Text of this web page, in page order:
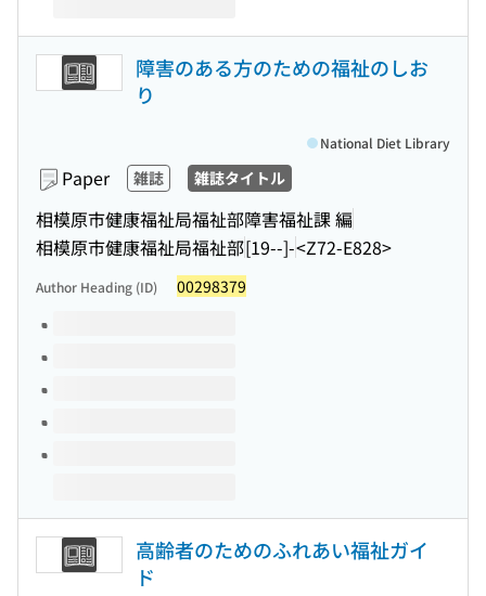
障害のある方のための福祉のしお
り
Paper 雑誌 雑誌タイトル
相模原市健康福祉局福祉部障害福祉課 編
相模原市健康福祉局福祉部[19--]-<Z72-E828>
National Diet Library
Author Heading (ID) 00298379
Volumes of this title
高齢者のためのふれあい福祉ガイ
ド